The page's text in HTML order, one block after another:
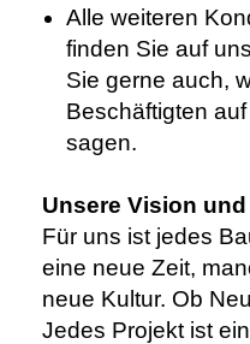
Alle weiteren
finden Sie auf
Sie gerne auch,
Beschäftigten auf
sagen.
Unsere Vision und
Für uns ist jedes
eine neue Zeit,
neue Kultur. Ob
Jedes Projekt ist